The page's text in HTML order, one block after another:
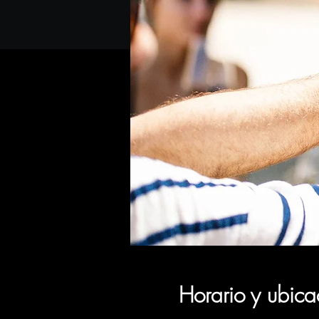
Horario y